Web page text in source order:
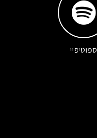
ספוטיפיי